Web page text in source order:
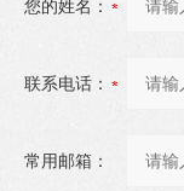
您的姓名：
联系电话：
常用邮箱：